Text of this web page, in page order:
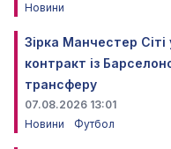
Новини
Зірка Манчестер
контракт із
трансферу
07.08.2026 13:01
Новини
Футбол